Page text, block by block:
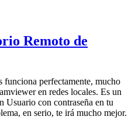
Remoto de
perfectamente, mucho
en redes locales. Es un
Usuario con contraseña en tu
en serio, te irá mucho mejor.